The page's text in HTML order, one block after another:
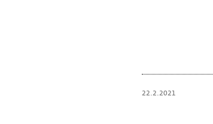
22.2.2021